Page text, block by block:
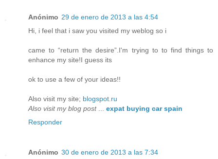
Anónimo 29 de enero de 2013 a las 4:54
Hi, i feel that i saw you visited my weblog so i
came to “return the desire”.I'm trying to to find things to
enhance my site!I guess its
ok to use a few of your ideas!!
Also visit my site; blogspot.ru
Also visit my blog post... expat buying car spain
Responder
Anónimo 30 de enero de 2013 a las 7:34